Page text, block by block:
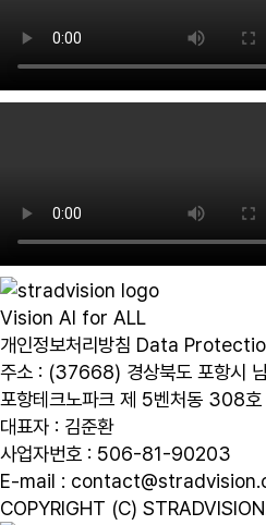
Vision AI for ALL
개인정보처리방침 Data
주소 : (37668) 경상북도 포항시
포항테크노파크 제 5벤처동 308호
대표자 : 김준환
사업자번호 : 506-81-90203
E-mail :
COPYRIGHT (C)